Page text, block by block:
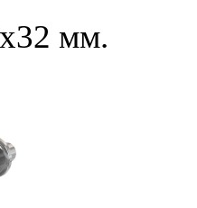
мм.